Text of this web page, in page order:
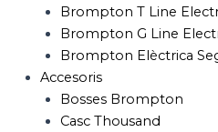
Brompton T Line
Brompton G Line
Brompton Elèctrica
Accesoris
Bosses Brompton
Casc Thousand